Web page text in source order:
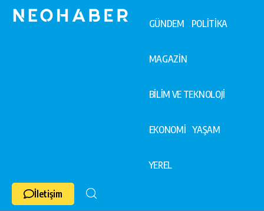
GÜNDEM POLİTİKA
MAGAZİN
BİLİM VE TEKNOLOJİ
EKONOMİ YAŞAM
YEREL
İletişim